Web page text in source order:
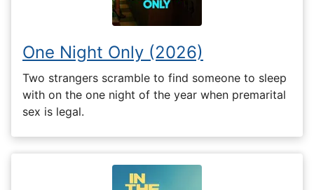
One Night Only (2026)
Two strangers scramble to find someone to sleep
with on the one night of the year when premarital
sex is legal.